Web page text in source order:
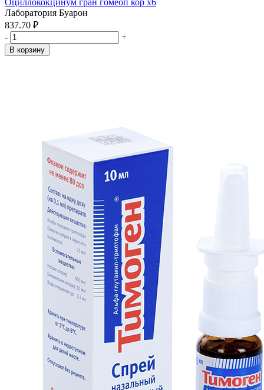
Оциллококцинум гран гомеоп кор x6
Лаборатория Буарон
837.70 ₽
-
+
В корзину